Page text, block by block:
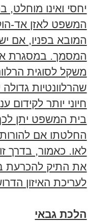
יחסי ואינו מוחלט,
המשפט לאזן אד-
המובא בפניו, אם יש
המסמך. במסגרת
משקל לסוגית
שהרלוונטיות
חיוני יותר לקידום
בית המשפט יתן
החלטתו אם
לאו. כאמור, בדרך
את התיק להכרעת
לעריכת האיזון
הלכת גבאי